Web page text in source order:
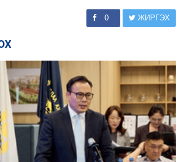
0 ЖИРГЭХ